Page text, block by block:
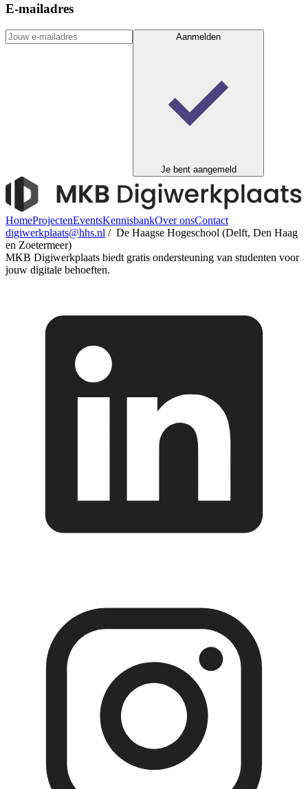
E-mailadres
Aanmelden
Je bent aangemeld
HomeProjectenEventsKennisbankOver onsContact
digiwerkplaats@hhs.nl / De Haagse Hogeschool (Delft, Den Haag
en Zoetermeer)
MKB Digiwerkplaats biedt gratis ondersteuning van studenten voor
jouw digitale behoeften.